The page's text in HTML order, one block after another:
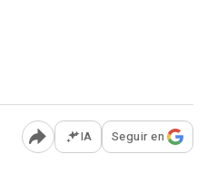
Abrir opciones para
IA Seguir en